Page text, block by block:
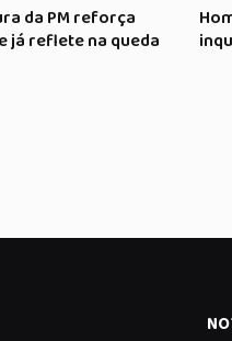
da PM reforça
já reflete na queda